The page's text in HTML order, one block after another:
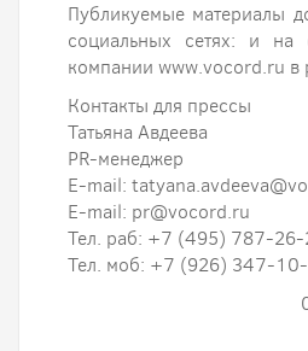
Публикуемые материалы
социальных сетях: и на
компании www.vocord.ru в
Контакты для прессы
Татьяна Авдеева
PR-менеджер
E-mail:
E-mail: pr@vocord.ru
Тел. раб: +7 (495) 787-26-
Тел. моб: +7 (926) 347-